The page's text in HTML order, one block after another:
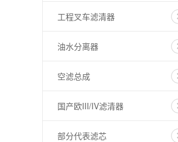
工程叉车滤清器
油水分离器
空滤总成
国产欧III/IV滤清器
部分代表滤芯